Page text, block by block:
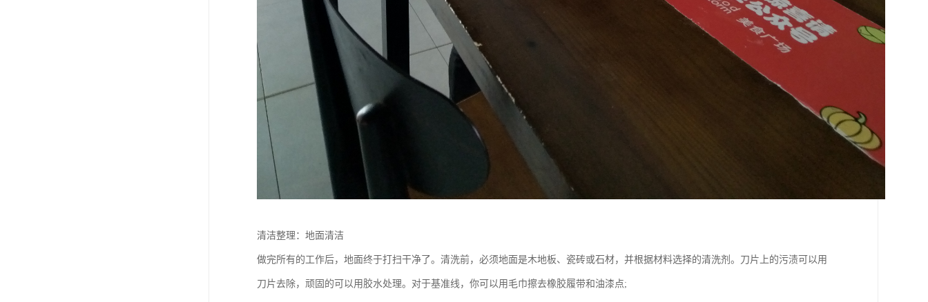
清洁整理：地面清洁
做完所有的工作后，地面终于打扫干净了。清洗前，必须地面是木地板、瓷砖或石材，并根据材料选择的清洗剂。刀片上的污渍可以用
刀片去除，顽固的可以用胶水处理。对于基准线，你可以用毛巾擦去橡胶履带和油漆点;